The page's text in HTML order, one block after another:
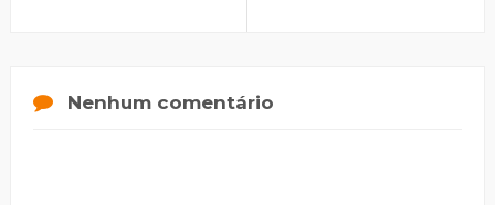
Nenhum comentário